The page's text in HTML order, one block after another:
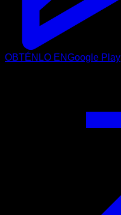
OBTÉNLO ENGoogle Play